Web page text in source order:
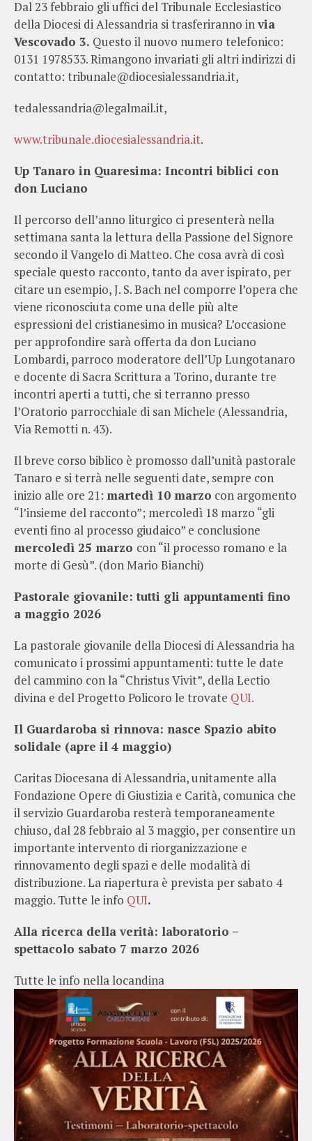
Dal 23 febbraio gli uffici del Tribunale Ecclesiastico
della Diocesi di Alessandria si trasferiranno invia
Vescovado 3. Questo il nuovo numero telefonico:
0131 1978533. Rimangono invariati gli altri indirizzi di
contatto: tribunale@diocesialessandria.it,
tedalessandria@legalmail.it,
www.tribunale.diocesialessandria.it.
Up Tanaro in Quaresima: Incontri biblici con
don Luciano
Il percorso dell’anno liturgico ci presenterà nella
settimana santa la lettura della Passione del Signore
secondo il Vangelo di Matteo. Che cosa avrà di così
speciale questo racconto, tanto da aver ispirato, per
citare un esempio, J. S. Bach nel comporre l’opera che
viene riconosciuta come una delle più alte
espressioni del cristianesimo in musica? L’occasione
per approfondire sarà offerta da don Luciano
Lombardi, parroco moderatore dell’Up Lungotanaro
e docente di Sacra Scrittura a Torino, durante tre
incontri aperti a tutti, che si terranno presso
l’Oratorio parrocchiale di san Michele (Alessandria,
Via Remotti n. 43).
Il breve corso biblico è promosso dall’unità pastorale
Tanaro e si terrà nelle seguenti date, sempre con
inizio alle ore 21: martedì 10 marzo con argomento
“l’insieme del racconto”; mercoledì 18 marzo “gli
eventi fino al processo giudaico” e conclusione
mercoledì 25 marzo con “il processo romano e la
morte di Gesù”. (don Mario Bianchi)
Pastorale giovanile: tutti gli appuntamenti fino
a maggio 2026
La pastorale giovanile della Diocesi di Alessandria ha
comunicato i prossimi appuntamenti: tutte le date
del cammino con la “Christus Vivit”, della Lectio
divina e del Progetto Policoro le trovate QUI.
Il Guardaroba si rinnova: nasce Spazio abito
solidale (apre il 4 maggio)
Caritas Diocesana di Alessandria, unitamente alla
Fondazione Opere di Giustizia e Carità, comunica che
il servizio Guardaroba resterà temporaneamente
chiuso, dal 28 febbraio al 3 maggio, per consentire un
importante intervento di riorganizzazione e
rinnovamento degli spazi e delle modalità di
distribuzione. La riapertura è prevista per sabato 4
maggio. Tutte le info QUI.
Alla ricerca della verità: laboratorio –
spettacolo sabato 7 marzo 2026
Tutte le info nella locandina